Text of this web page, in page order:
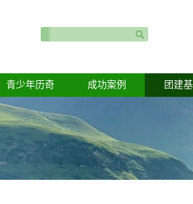
青少年历奇 成功案例 团建